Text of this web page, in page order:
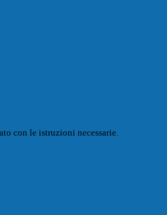
con le istruzioni necessarie.